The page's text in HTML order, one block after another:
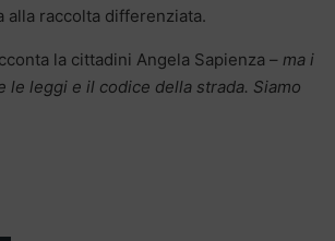
alla raccolta differenziata.
la cittadini Angela Sapienza – ma i
leggi e il codice della strada. Siamo